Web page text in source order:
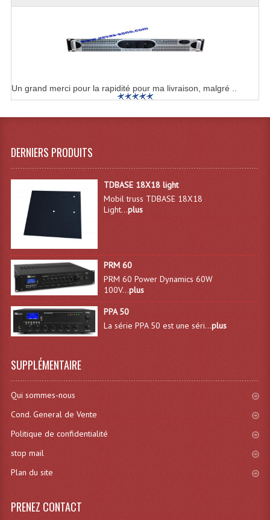
Enceintes Hifi
Enceintes Monitoring
Haut-Parleurs Moteurs Tweeters Filtres
Haut-Parleurs Amplis Guitare
Moteurs Pavillons Pour Enceinte
Tweeters Pour Enceintes
Platines Disque Vinyles
Lecteurs Cd À Plats
Lecteurs Cd À Plats Lecteur MP3
Lecteurs Double Cd Mixage Intégrée
Lecteurs Lasers Simple Et Mp3 (rack 19")
Digital Package Et Logiciel
Un grand merci pour la rapidité pour ma livraison, malgré ..
DERNIERS PRODUITS
TDBASE 18X18 light
Mobil truss TDBASE 18X18
Light...plus
PRM 60
PRM 60 Power Dynamics 60W
100V...plus
PPA 50
La série PPA 50 est une séri...plus
SUPPLÉMENTAIRE
Qui sommes-nous
Cond. General de Vente
Politique de confidentialité
stop mail
Plan du site
PRENEZ CONTACT